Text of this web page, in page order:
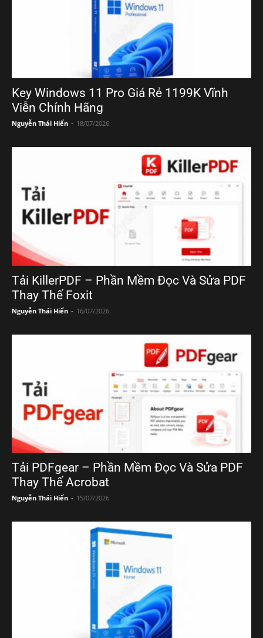
Key Windows 11 Pro Giá Rẻ 1199K Vĩnh
Viễn Chính Hãng
Nguyễn Thái Hiển - 18/07/2026
Tải KillerPDF – Phần Mềm Đọc Và Sửa PDF
Thay Thế Foxit
Nguyễn Thái Hiển - 16/07/2026
Tải PDFgear – Phần Mềm Đọc Và Sửa PDF
Thay Thế Acrobat
Nguyễn Thái Hiển - 15/07/2026